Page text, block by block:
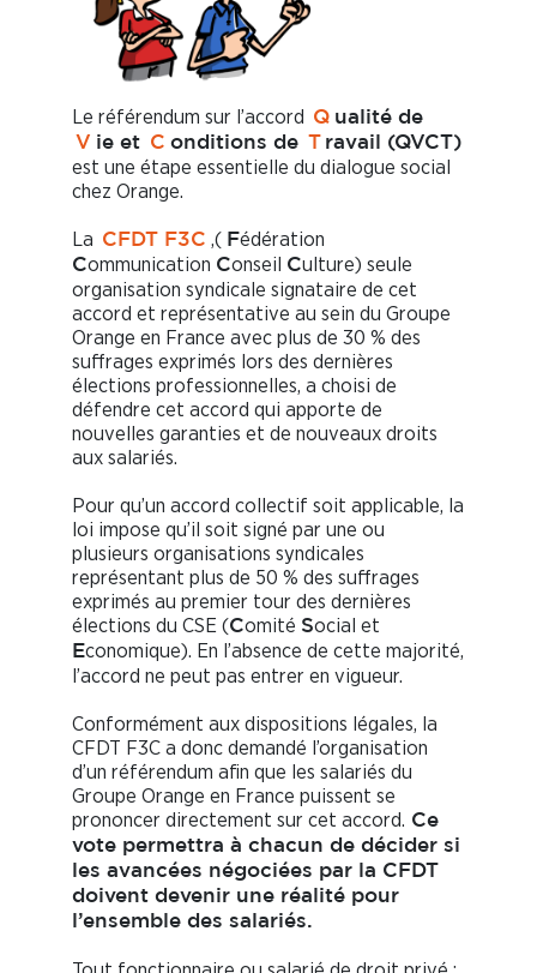
Le référendum sur l’accord Q ualité de
V ie et C onditions de ravail (QVCT)
est une étape essentielle du dialogue social
chez Orange.
La CFDT F3C ,( Fédération
Communication Conseil Culture) seule
organisation syndicale signataire de cet
accord et représentative au sein du Groupe
Orange en France avec plus de 30 % des
suffrages exprimés lors des dernières
élections professionnelles, a choisi de
défendre cet accord qui apporte de
nouvelles garanties et de nouveaux droits
aux salariés.
Pour qu’un accord collectif soit applicable, la
loi impose qu’il soit signé par une ou
plusieurs organisations syndicales
représentant plus de 50 % des suffrages
exprimés au premier tour des dernières
élections du CSE (Comité Social et
Economique). En l’absence de cette majorité,
l’accord ne peut pas entrer en vigueur.
Conformément aux dispositions légales, la
CFDT F3C a donc demandé l’organisation
d’un référendum afin que les salariés du
Groupe Orange en France puissent se
prononcer directement sur cet accord. Ce
vote permettra à chacun de décider si
les avancées négociées par la CFDT
doivent devenir une réalité pour
l’ensemble des salariés.